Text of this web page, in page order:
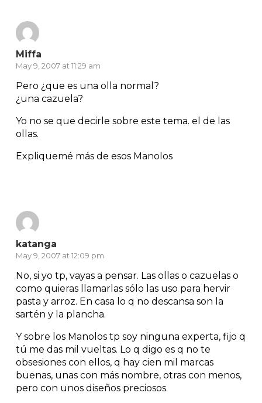
Miffa
May 9, 2007 at 11:29 am
Pero ¿que es una olla normal?
¿una cazuela?
Yo no se que decirle sobre este tema. el de las
ollas.
Expliquemé más de esos Manolos
katanga
May 9, 2007 at 12:09 pm
No, si yo tp, vayas a pensar. Las ollas o cazuelas o
como quieras llamarlas sólo las uso para hervir
pasta y arroz. En casa lo q no descansa son la
sartén y la plancha.
Y sobre los Manolos tp soy ninguna experta, fijo q
tú me das mil vueltas. Lo q digo es q no te
obsesiones con ellos, q hay cien mil marcas
buenas, unas con más nombre, otras con menos,
pero con unos diseños preciosos.